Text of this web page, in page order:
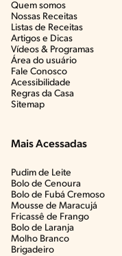
Quem somos
Nossas Receitas
Listas de Receitas​
Artigos e Dicas​
Vídeos & Programas​
Área do usuário
Fale Conosco
Acessibilidade
Regras da Casa
Sitemap
Mais Acessadas
Pudim de Leite
Bolo de Cenoura
Bolo de Fubá Cremoso
Mousse de Maracujá
Fricassê de Frango
Bolo de Laranja
Molho Branco
Brigadeiro